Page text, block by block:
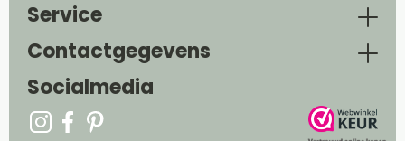
Service
Contactgegevens
Socialmedia